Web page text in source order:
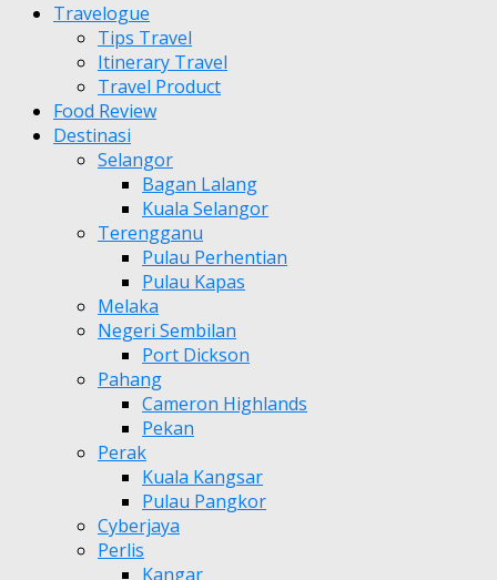
Travelogue
Tips Travel
Itinerary Travel
Travel Product
Food Review
Destinasi
Selangor
Bagan Lalang
Kuala Selangor
Terengganu
Pulau Perhentian
Pulau Kapas
Melaka
Negeri Sembilan
Port Dickson
Pahang
Cameron Highlands
Pekan
Perak
Kuala Kangsar
Pulau Pangkor
Cyberjaya
Perlis
Kangar